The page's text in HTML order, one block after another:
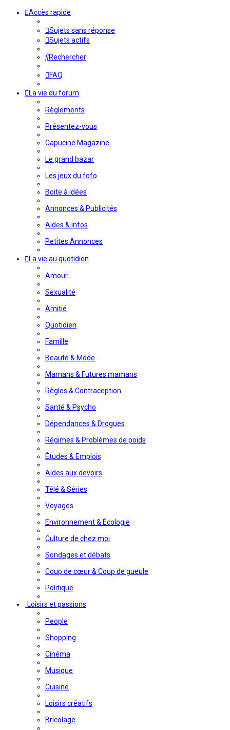
Accès rapide
Sujets sans réponse
Sujets actifs
Rechercher
FAQ
La vie du forum
Règlements
Présentez-vous
Capucine Magazine
Le grand bazar
Les jeux du fofo
Boite à idées
Annonces & Publicités
Aides & Infos
Petites Annonces
La vie au quotidien
Amour
Sexualité
Amitié
Quotidien
Famille
Beauté & Mode
Mamans & Futures mamans
Règles & Contraception
Santé & Psycho
Dépendances & Drogues
Régimes & Problèmes de poids
Études & Emplois
Aides aux devoirs
Télé & Séries
Voyages
Environnement & Écologie
Culture de chez moi
Sondages et débats
Coup de cœur & Coup de gueule
Politique
Loisirs et passions
People
Shopping
Cinéma
Musique
Cuisine
Loisirs créatifs
Bricolage